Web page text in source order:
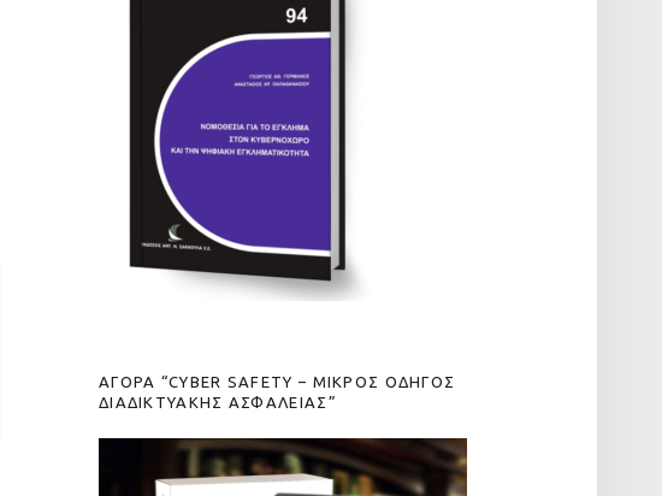
ΑΓΟΡΑ “CYBER SAFETY – ΜΙΚΡΟΣ ΟΔΗΓΟΣ
ΔΙΑΔΙΚΤΥΑΚΗΣ ΑΣΦΑΛΕΙΑΣ”